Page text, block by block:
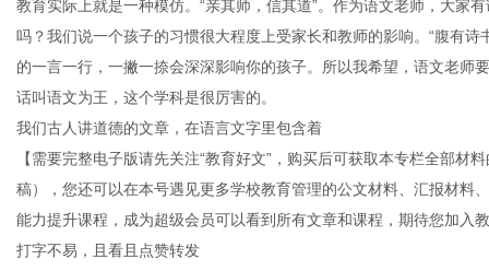
教育实际上就是一种模仿。“亲其师，信其道”。作为语文老师，大家
吗？我们说一个孩子的习惯很大程度上受家长和教师的影响。“腹有
的一言一行，一撇一捺会深深影响你的孩子。所以我希望，语文老师
话叫语文为王，这个学科是很厉害的。
我们古人讲道德的文章，在语言文字里包含着
【需要完整电子版请先关注“教育好文”，购买后可获取本专栏全部
稿），您还可以在本号遇见更多学校教育管理的公文材料、汇报材料
能力提升课程，成为超级会员可以看到所有文章和课程，期待您加入
打字不易，且看且点赞转发